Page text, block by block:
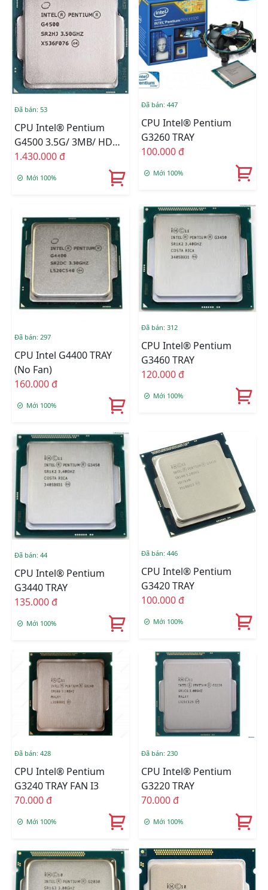
Đã bán: 53
CPU Intel® Pentium
G4500 3.5G/ 3MB/ HD
Graphics 530/ Socket
1.430.000 đ
Mới 100%
Đã bán: 447
CPU Intel® Pentium
G3260 TRAY
100.000 đ
Mới 100%
Đã bán: 297
CPU Intel G4400 TRAY
(No Fan)
160.000 đ
Mới 100%
Đã bán: 312
CPU Intel® Pentium
G3460 TRAY
120.000 đ
Mới 100%
Đã bán: 44
CPU Intel® Pentium
G3440 TRAY
135.000 đ
Mới 100%
Đã bán: 446
CPU Intel® Pentium
G3420 TRAY
100.000 đ
Mới 100%
Đã bán: 428
CPU Intel® Pentium
G3240 TRAY FAN I3
70.000 đ
Mới 100%
Đã bán: 230
CPU Intel® Pentium
G3220 TRAY
70.000 đ
Mới 100%